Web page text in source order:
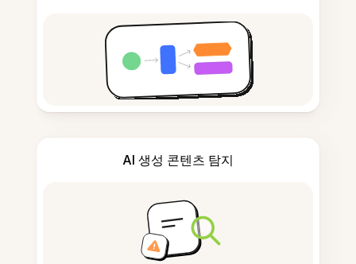
AI 생성 콘텐츠 탐지